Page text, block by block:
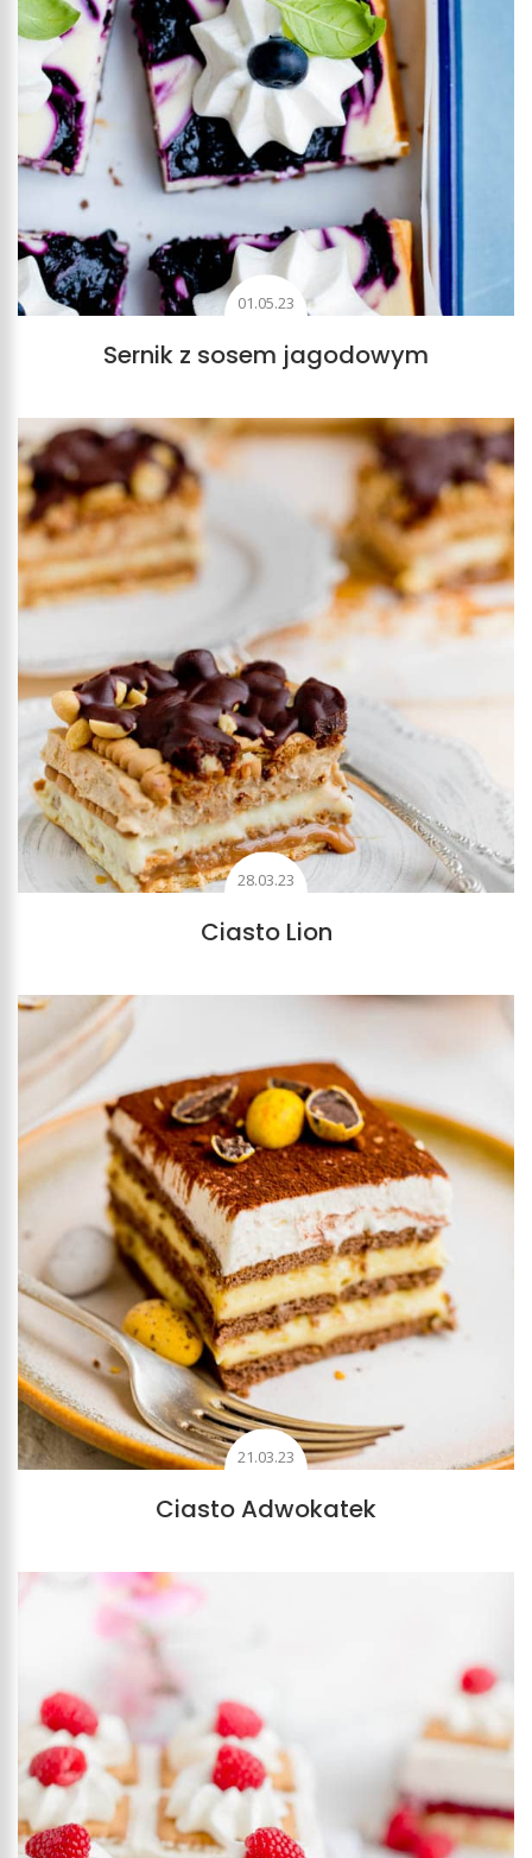
01.05.23
Sernik z sosem jagodowym
28.03.23
Ciasto Lion
21.03.23
Ciasto Adwokatek